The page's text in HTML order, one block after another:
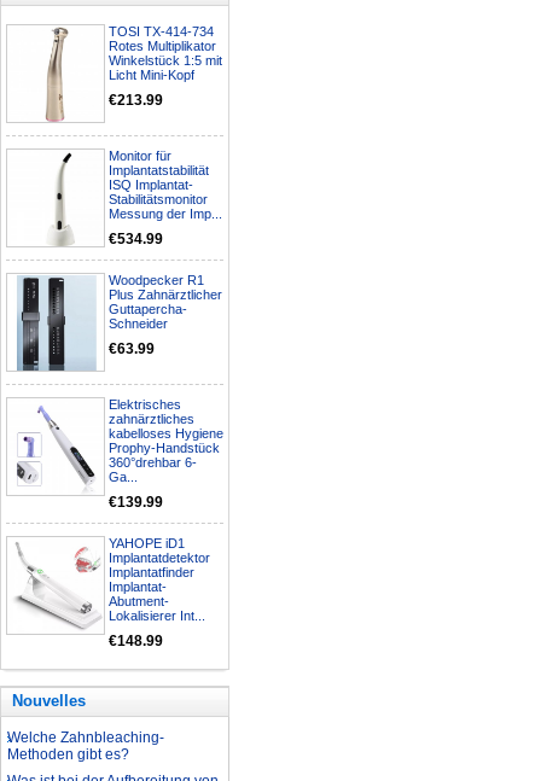
TOSI TX-414-734
Rotes Multiplikator
Winkelstück 1:5 mit
Licht Mini-Kopf
€213.99
Monitor für
Implantatstabilität
ISQ Implantat-
Stabilitätsmonitor
Messung der Imp...
€534.99
Woodpecker R1
Plus Zahnärztlicher
Guttapercha-
Schneider
€63.99
Elektrisches
zahnärztliches
kabelloses Hygiene
Prophy-Handstück
360°drehbar 6-
Ga...
€139.99
YAHOPE iD1
Implantatdetektor
Implantatfinder
Implantat-
Abutment-
Lokalisierer Int...
€148.99
Nouvelles
Aufbereitung rotierender
Instrumente
Welche Zahnbleaching-
Methoden gibt es?
Was ist bei der Aufbereitung von